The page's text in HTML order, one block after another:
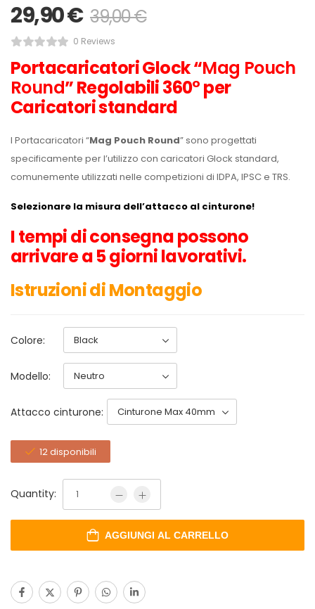
29,90€ 39,00€
0 Reviews
Portacaricatori Glock “Mag Pouch
Round” Regolabili 360° per
Caricatori standard
I Portacaricatori “Mag Pouch Round” sono progettati
specificamente per l’utilizzo con caricatori Glock standard,
comunemente utilizzati nelle competizioni di IDPA, IPSC e TRS.
Selezionare la misura dell’attacco al cinturone!
I tempi di consegnapossono
arrivare a 5 giorni lavorativi.
Istruzioni di Montaggio
Colore:
Modello:
Attacco cinturone:
12 disponibili
Quantity:
AGGIUNGI AL CARRELLO